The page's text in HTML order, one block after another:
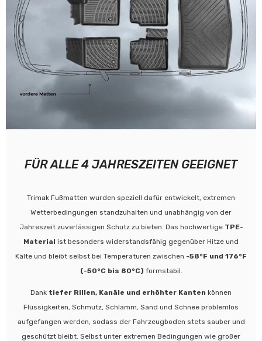
FÜR ALLE 4 JAHRESZEITEN GEEIGNET
Trimak Fußmatten wurden speziell dafür entwickelt, extremen
Wetterbedingungen standzuhalten und unabhängig von der
Jahreszeit zuverlässigen Schutz zu bieten. Das hochwertige TPE-
Material ist besonders widerstandsfähig gegenüber Hitze und
Kälte und bleibt selbst bei Temperaturen zwischen -58°F und 176°F
(-50°C bis 80°C) formstabil.
Dank tiefer Rillen, Kanäle und erhöhter Kanten können
Flüssigkeiten, Schmutz, Schlamm, Sand und Schnee problemlos
aufgefangen werden, sodass der Fahrzeugboden stets sauber und
geschützt bleibt. Selbst unter extremen Bedingungen wie großer